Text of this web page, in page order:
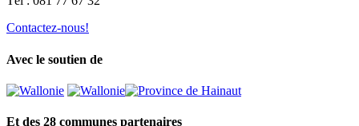
Contactez-nous!
Avec le soutien de
Et des 28 communes partenaires